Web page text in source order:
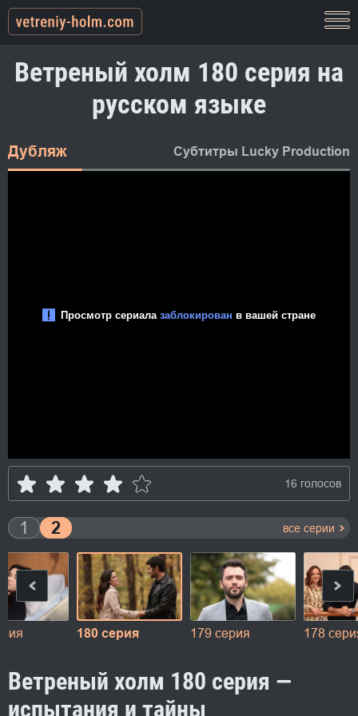
Ветреный холм 180 серия на
русском языке
Дубляж Субтитры Lucky Production
16 голосов
1 2 все серии
180 серия 179 серия 178
Ветреный холм 180 серия —
испытания и тайны